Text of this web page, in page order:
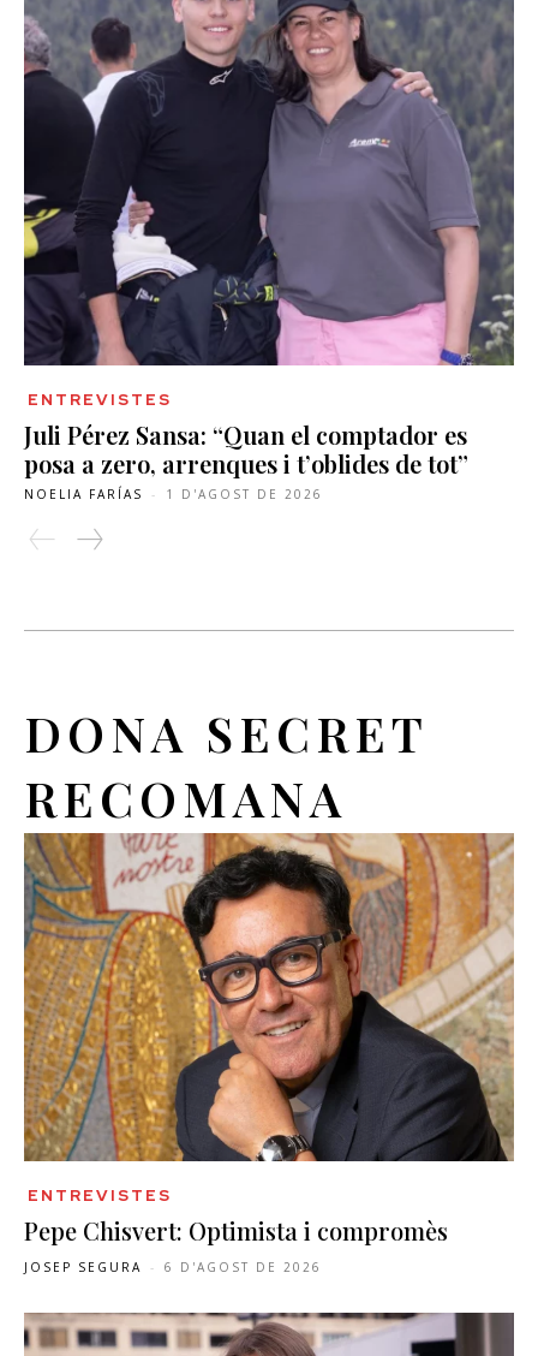
ENTREVISTES
Juli Pérez Sansa: “Quan el comptador es
posa a zero, arrenques i t’oblides de tot”
NOELIA FARÍAS - 1 D'AGOST DE 2026
DONA SECRET
RECOMANA
ENTREVISTES
Pepe Chisvert: Optimista i compromès
JOSEP SEGURA - 6 D'AGOST DE 2026